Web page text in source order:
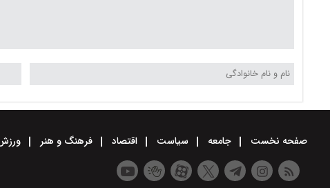
صفحه نخست جامعه سیاست اقتصاد فرهنگ و هنر